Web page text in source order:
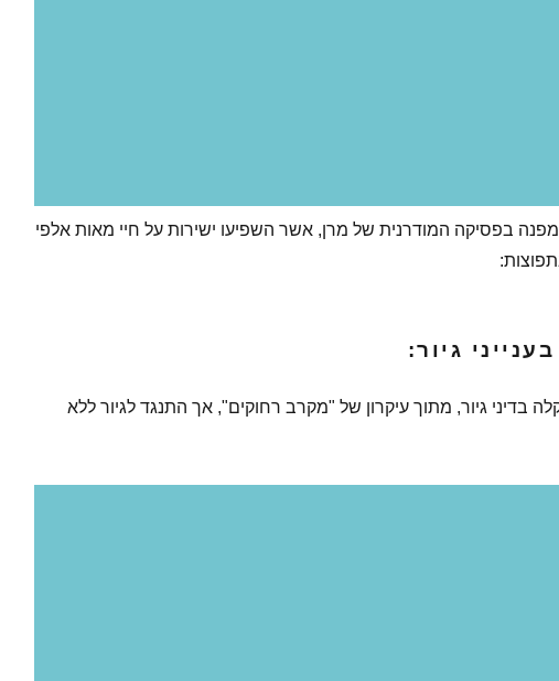
בפסיקה המודרנית של מרן, אשר השפיעו ישירות על חיי מאות אלפי
בדיני גיור, מתוך עיקרון של "מקרב רחוקים", אך התנגד לגיור ללא